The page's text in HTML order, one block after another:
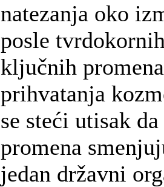
natezanja oko
posle
ključnih
prihvatanja
se steći utisak
promena
jedan državni